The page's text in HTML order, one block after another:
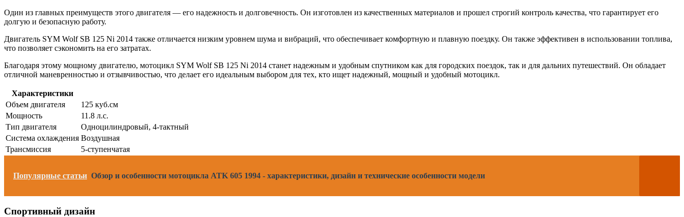
Один из главных преимуществ этого двигателя — его надежность и долговечность. Он изготовлен из качественных материалов и прошел строгий контроль качества, что гарантирует его
долгую и безопасную работу.
Двигатель SYM Wolf SB 125 Ni 2014 также отличается низким уровнем шума и вибраций, что обеспечивает комфортную и плавную поездку. Он также эффективен в использовании топлива,
что позволяет сэкономить на его затратах.
Благодаря этому мощному двигателю, мотоцикл SYM Wolf SB 125 Ni 2014 станет надежным и удобным спутником как для городских поездок, так и для дальних путешествий. Он обладает
отличной маневренностью и отзывчивостью, что делает его идеальным выбором для тех, кто ищет надежный, мощный и удобный мотоцикл.
Характеристики
Объем двигателя
125 куб.см
Мощность
11.8 л.с.
Тип двигателя
Одноцилиндровый, 4-тактный
Система охлаждения Воздушная
Трансмиссия
5-ступенчатая
Популярные статьи Обзор и особенности мотоцикла ATK 605 1994 - характеристики, дизайн и технические особенности модели
Спортивный дизайн